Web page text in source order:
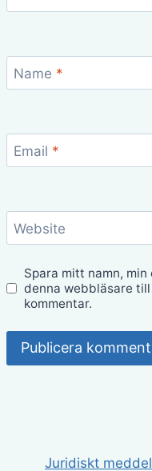
Name *
Email *
Website
Spara mitt namn,
denna webbläsare
kommentar.
Juridiskt